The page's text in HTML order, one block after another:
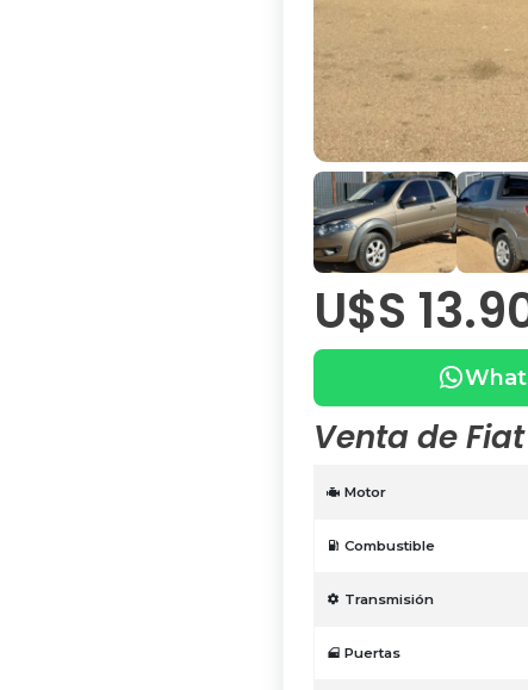
U$S
Venta de
Motor
Combustible
Transmisión
Puertas